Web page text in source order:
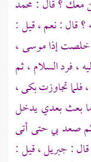
معك ؟ قال :محمد
؟ قال : نعم ، قيل :
خلصت إذاموسى،
، فرد السلام ، ثم
فلما تجاوزت بكى ،
بعث بعدي يدخل
ثم صعد بي حتى أتى
:جبريل ،قيل :